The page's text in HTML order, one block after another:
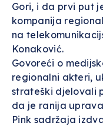
Gori, i da prvi put
kompanija
na
Konaković.
Govoreći o
regionalni akteri,
strateški djelovali
da je ranija
Pink sadržaja